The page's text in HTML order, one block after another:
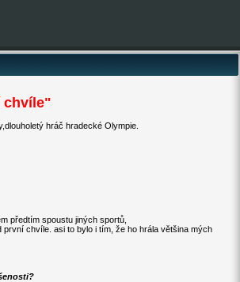
chvíle"
hráč hradecké Olympie.
předtím spoustu jiných sportů,
chvíle. asi to bylo i tím, že ho hrála většina mých